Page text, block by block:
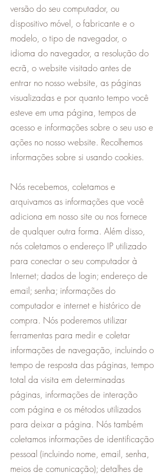
versão do seu computador, ou
dispositivo móvel, o fabricante e o
modelo, o tipo de navegador, o
idioma do navegador, a resolução do
ecrã, o website visitado antes de
entrar no nosso website, as páginas
visualizadas e por quanto tempo você
esteve em uma página, tempos de
acesso e informações sobre o seu uso e
ações no nosso website. Recolhemos
informações sobre si usando cookies.
Nós recebemos, coletamos e
arquivamos as informações que você
adiciona em nosso site ou nos fornece
de qualquer outra forma. Além disso,
nós coletamos o endereço IP utilizado
para conectar o seu computador à
Internet; dados de login; endereço de
email; senha; informações do
computador e internet e histórico de
compra. Nós poderemos utilizar
ferramentas para medir e coletar
informações de navegação, incluindo o
tempo de resposta das páginas, tempo
total da visita em determinadas
páginas, informações de interação
com página e os métodos utilizados
para deixar a página. Nós também
coletamos informações de identificação
pessoal (incluindo nome, email, senha,
meios de comunicação); detalhes de